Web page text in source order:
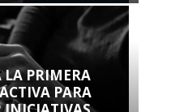
LA PRIMERA
PARA